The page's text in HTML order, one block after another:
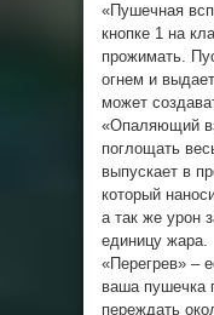
«Пушечная
кнопке 1 на
прожимать.
огнем и
может
«Опаляющий
поглощать
выпускает в
который
а так же урон
единицу жара.
«Перегрев» –
ваша пушечка
переждать